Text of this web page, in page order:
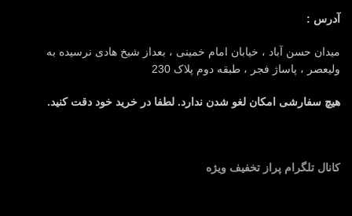
آدرس :
میدان حسن آباد ، خیابان امام خمینی ، بعداز شیخ هادی نرسیده به
ولیعصر ، پاساژ فجر ، طبقه دوم پلاک 230
هیچ سفارشی امکان لغو شدن ندارد. لطفا در خرید خود دقت کنید.
کانال تلگرام پراز تخفیف ویژه